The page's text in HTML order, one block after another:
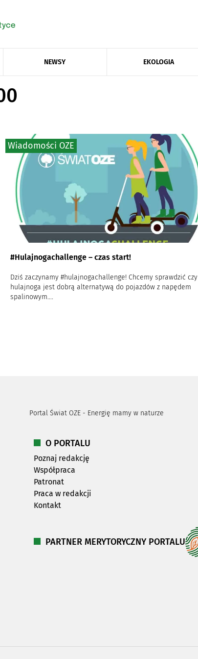
NEWSY EKOLOGIA
#Hulajnogachallenge – czas start!
Dziś zaczynamy #hulajnogachallenge! Chcemy sprawdzić czy
hulajnoga jest dobrą alternatywą do pojazdów z napędem
spalinowym....
Wiadomości OZE
Portal Świat OZE - Energię mamy w naturze
O PORTALU
Poznaj redakcję
Współpraca
Patronat
Praca w redakcji
Kontakt
PARTNER MERYTORYCZNY PORTALU